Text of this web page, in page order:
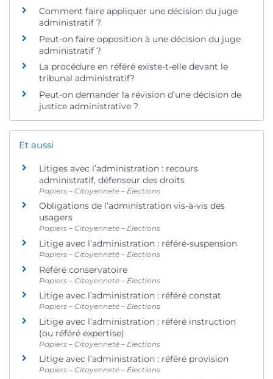
Comment faire appliquer une décision du juge
administratif ?
Peut-on faire opposition à une décision du juge
administratif ?
La procédure en référé existe-t-elle devant le
tribunal administratif?
Peut-on demander la révision d’une décision de
justice administrative ?
Et aussi
Litiges avec l’administration : recours
administratif, défenseur des droits
Papiers – Citoyenneté – Élections
Obligations de l’administration vis-à-vis des
usagers
Papiers – Citoyenneté – Élections
Litige avec l’administration : référé-suspension
Papiers – Citoyenneté – Élections
Référé conservatoire
Papiers – Citoyenneté – Élections
Litige avec l’administration : référé constat
Papiers – Citoyenneté – Élections
Litige avec l’administration : référé instruction
(ou référé expertise)
Papiers – Citoyenneté – Élections
Litige avec l’administration : référé provision
Papiers – Citoyenneté – Élections